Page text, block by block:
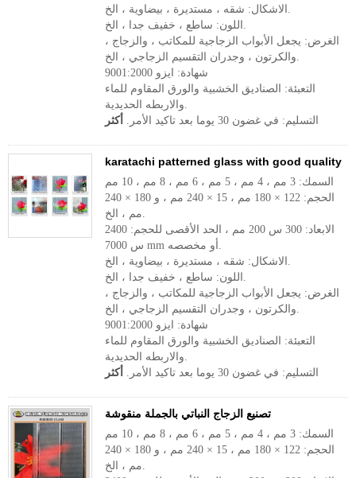
الاشكال: شقه ، مستديرة ، بيضاوية ، الخ.
اللون: ساطع ، خفيف جدا ، الخ.
الغرض: يجعل الأبواب الزجاجية للمكاتب ، والزجاج ،
والكرتون ، وجدران التقسيم الزجاجي ، الخ.
شهادة: ايزو 9001:2000
التعبئة: الصناديق الخشبية والورق المقاوم للماء
والاربطه الحديدية.
التسليم: في غضون 30 يوما بعد تاكيد الأمر.
أكثر
karatachi patterned glass with good quality
السمك: 3 مم ، 4 مم ، 5 مم ، 6 مم ، 8 مم ، 10 مم
الحجم: 122 × 180 مم ، 15 × 240 مم ، و 180 × 240
مم ، الخ.
الابعاد: 300 س 200 مم ، الحد الأقصى للحجم: 2400
س 7000 mm أو مخصصه.
الاشكال: شقه ، مستديرة ، بيضاوية ، الخ.
اللون: ساطع ، خفيف جدا ، الخ.
الغرض: يجعل الأبواب الزجاجية للمكاتب ، والزجاج ،
والكرتون ، وجدران التقسيم الزجاجي ، الخ.
شهادة: ايزو 9001:2000
التعبئة: الصناديق الخشبية والورق المقاوم للماء
والاربطه الحديدية.
التسليم: في غضون 30 يوما بعد تاكيد الأمر.
أكثر
تصنيع الزجاج النباتي بالجملة منقوشة
السمك: 3 مم ، 4 مم ، 5 مم ، 6 مم ، 8 مم ، 10 مم
الحجم: 122 × 180 مم ، 15 × 240 مم ، و 180 × 240
مم ، الخ.